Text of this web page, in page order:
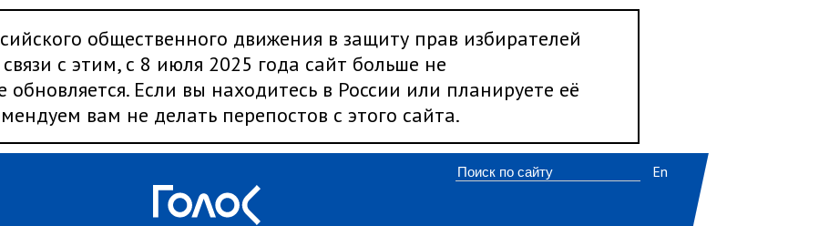
общественного движения в защиту прав избирателей
с этим, с 8 июля 2025 года сайт больше не
Если вы находитесь в России или планируете её
вам не делать перепостов с этого сайта.
En